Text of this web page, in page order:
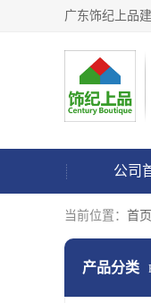
公司
当前位置： 首页
产品分类